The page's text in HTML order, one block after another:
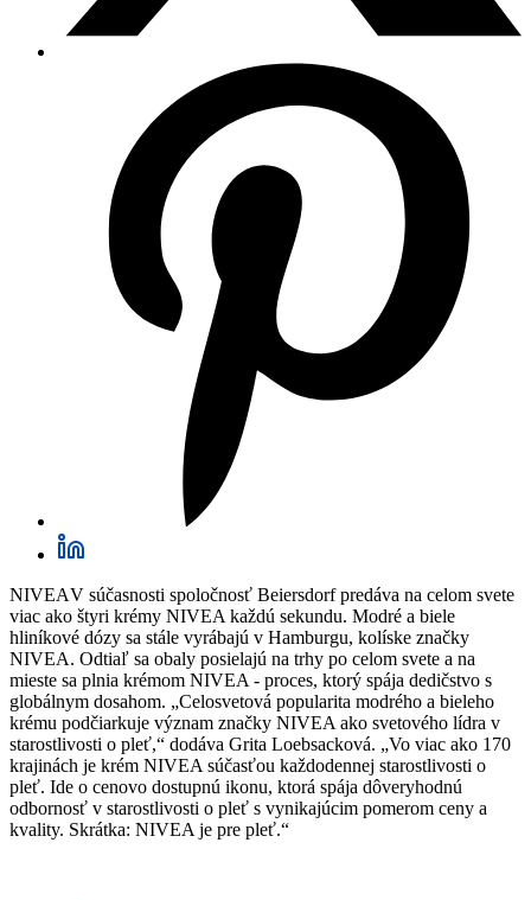
NIVEAV súčasnosti spoločnosť Beiersdorf predáva na celom svete
viac ako štyri krémy NIVEA každú sekundu. Modré a biele
hliníkové dózy sa stále vyrábajú v Hamburgu, kolíske značky
NIVEA. Odtiaľ sa obaly posielajú na trhy po celom svete a na
mieste sa plnia krémom NIVEA - proces, ktorý spája dedičstvo s
globálnym dosahom. „Celosvetová popularita modrého a bieleho
krému podčiarkuje význam značky NIVEA ako svetového lídra v
starostlivosti o pleť,“ dodáva Grita Loebsacková. „Vo viac ako 170
krajinách je krém NIVEA súčasťou každodennej starostlivosti o
pleť. Ide o cenovo dostupnú ikonu, ktorá spája dôveryhodnú
odbornosť v starostlivosti o pleť s vynikajúcim pomerom ceny a
kvality. Skrátka: NIVEA je pre pleť.“